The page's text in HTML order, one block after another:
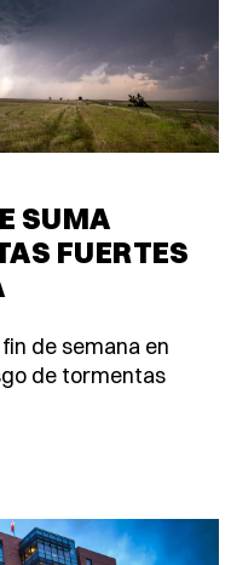
SUMA
FUERTES
de semana en
de tormentas